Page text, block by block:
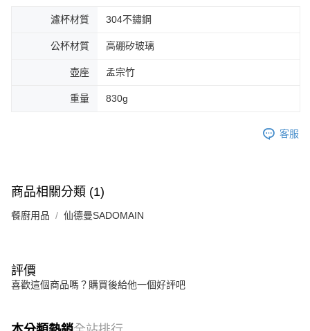
濾杯材質 304不鏽鋼
公杯材質 高硼矽玻璃
壺座 孟宗竹
重量 830g
客服
商品相關分類 (1)
餐廚用品 仙德曼SADOMAIN
評價
喜歡這個商品嗎？購買後給他一個好評吧